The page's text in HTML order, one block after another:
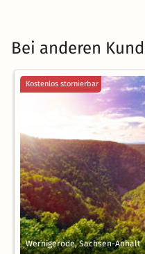
Bei anderen
Kostenlos stornierbar
Wernigerode, Sachsen-Anhalt